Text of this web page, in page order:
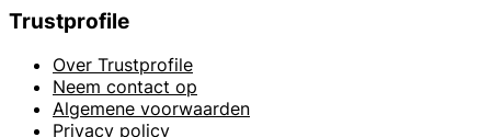
Trustprofile
Over Trustprofile
Neem contact op
Algemene voorwaarden
Privacy policy